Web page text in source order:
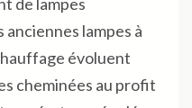
lampes à
évoluent
cheminées au profit